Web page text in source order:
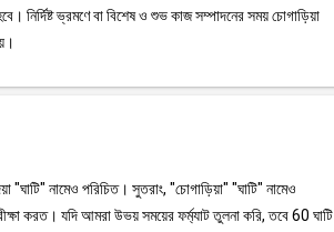
ভ্রমণে বা বিশেষ ও শুভ কাজ সম্পাদনের সময় চোগাড়িয়া
"ঘাটি" নামেও পরিচিত। সুতরাং, "চোগাড়িয়া" "ঘাটি" নামেও
করত। যদি আমরা উভয় সময়ের ফর্ম্যাট তুলনা করি, তবে 60 ঘাটি